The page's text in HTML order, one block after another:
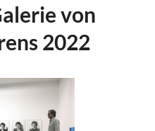
von
2022